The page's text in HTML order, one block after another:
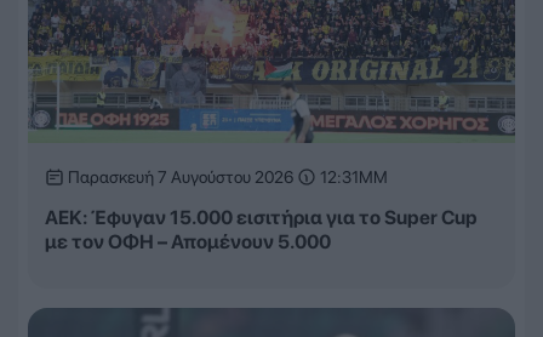
Παρασκευή 7 Αυγούστου 2026 12:31ΜΜ
ΑΕΚ: Έφυγαν 15.000 εισιτήρια για το Super Cup
με τον ΟΦΗ – Απομένουν 5.000